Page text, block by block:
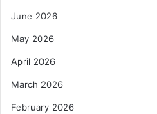
June 2026
May 2026
April 2026
March 2026
February 2026